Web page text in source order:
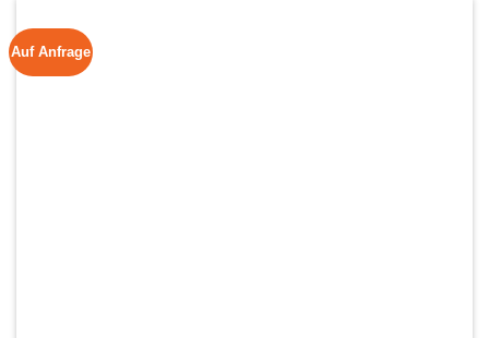
Auf Anfrage